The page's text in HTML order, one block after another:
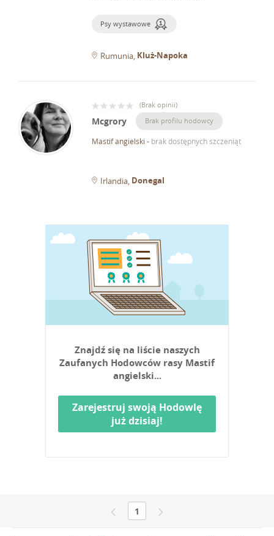
Psy wystawowe
Rumunia Kluż-Napoka
(Brak opinii)
Mcgrory Brak profilu hodowcy
Mastif angielski - brak dostępnych szczeniąt
Irlandia Donegal
Znajdź się na liście naszych
Zaufanych Hodowców rasy Mastif
angielski...
Zarejestruj swoją Hodowlę
już dzisiaj!
1